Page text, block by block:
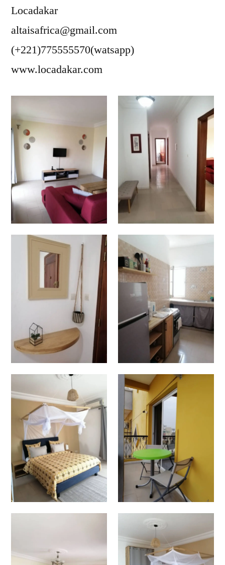
Locadakar
altaisafrica@gmail.com
(+221)775555570(watsapp)
www.locadakar.com